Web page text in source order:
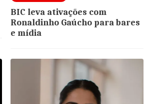
BIC leva ativações com
Ronaldinho Gaúcho para bares
e mídia